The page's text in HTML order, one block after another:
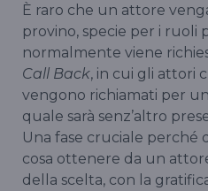
È raro che un attore
provino, specie per i ruoli
normalmente viene
Call Back, in cui gli attori
vengono richiamati per
quale sarà senz’altro
Una fase cruciale perché
cosa ottenere da un
della scelta, con la